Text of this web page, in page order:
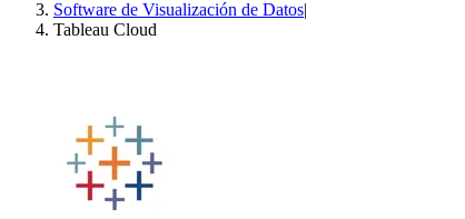
Software de Visualización de Datos|
Tableau Cloud